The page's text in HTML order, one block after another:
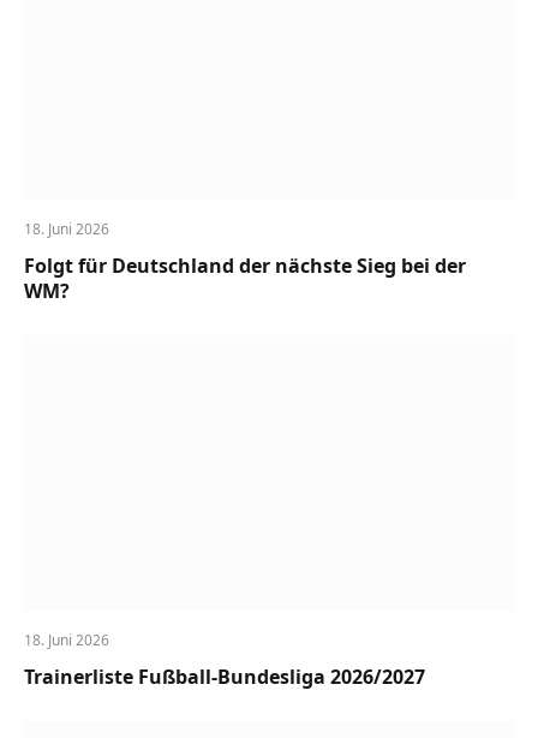
18. Juni 2026
Folgt für Deutschland der nächste Sieg bei der
WM?
18. Juni 2026
Trainerliste Fußball-Bundesliga 2026/2027